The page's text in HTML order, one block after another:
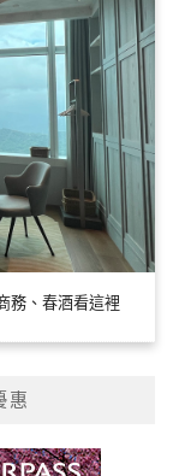
務、春酒看這裡
惠